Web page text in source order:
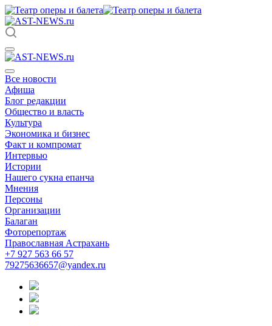
Все новости
Афиша
Блог редакции
Общество и власть
Культура
Экономика и бизнес
Факт и компромат
Интервью
Истории
Нашего сукна епанча
Мнения
Персоны
Организации
Балаган
Фоторепортаж
Православная Астрахань
+7 927 563 66 57
79275636657@yandex.ru